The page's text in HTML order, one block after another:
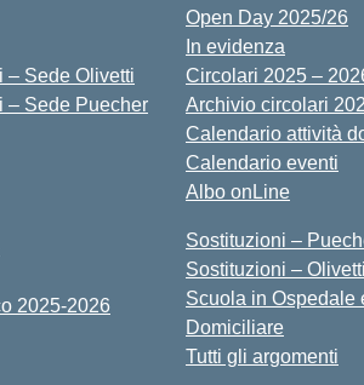
– Sede Olivetti
– Sede Puecher
2025-2026
Open Day 2025/26
In evidenza
Circolari 2025 –
Archivio circolari
Calendario attività
Calendario eventi
Albo onLine
Sostituzioni –
Sostituzioni – Olivetti
Scuola in Ospedale
Domiciliare
Tutti gli argomenti